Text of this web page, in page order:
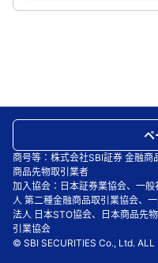
商号等：株式会社SBI証券 金融商
商品先物取引業者
加入協会：日本証券業協会、一
人 第二種金融商品取引業協会、
法人 日本STO協会、日本商品先
引業協会
© SBI SECURITIES Co., Ltd.
ペ